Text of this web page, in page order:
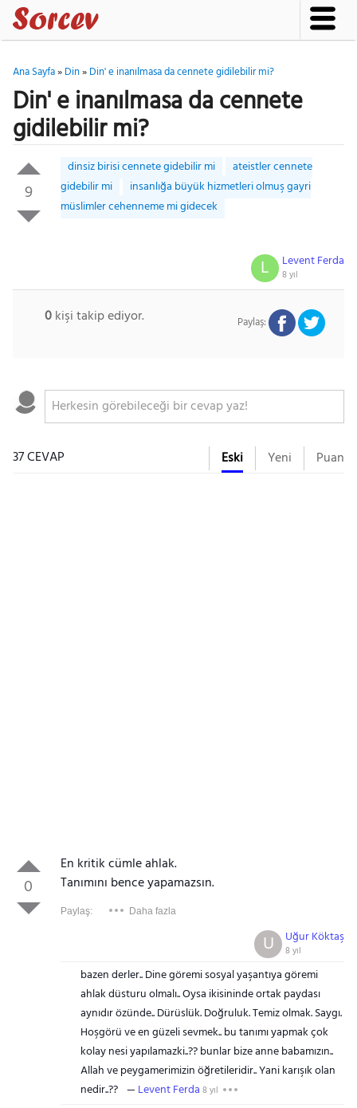
Ana Sayfa»Din»Din' e inanılmasa da cennete gidilebilir mi?
Din' e inanılmasa da cennete
gidilebilir mi?
9
dinsiz birisi cennete gidebilir mi
ateistler cennete
gidebilir mi
insanlığa büyük hizmetleri olmuş gayri
müslimler cehenneme mi gidecek
Levent Ferda
8 yıl
L
0kişi takip ediyor. Paylaş:
37 CEVAP Eski Yeni Puan
0
En kritik cümle ahlak.
Tanımını bence yapamazsın.
Paylaş: Daha fazla
Uğur Köktaş
8 yıl
U
bazen derler.. Dine göremi sosyal yaşantıya göremi
ahlak düsturu olmalı.. Oysa ikisininde ortak paydası
aynıdır özünde.. Dürüslük. Doğruluk. Temiz olmak. Saygı.
Hoşgörü ve en güzeli sevmek.. bu tanımı yapmak çok
kolay nesi yapılamazki..?? bunlar bize anne babamızın..
Allah ve peygamerimizin öğretileridir.. Yani karışık olan
nedir..??
Levent Ferda 8 yıl